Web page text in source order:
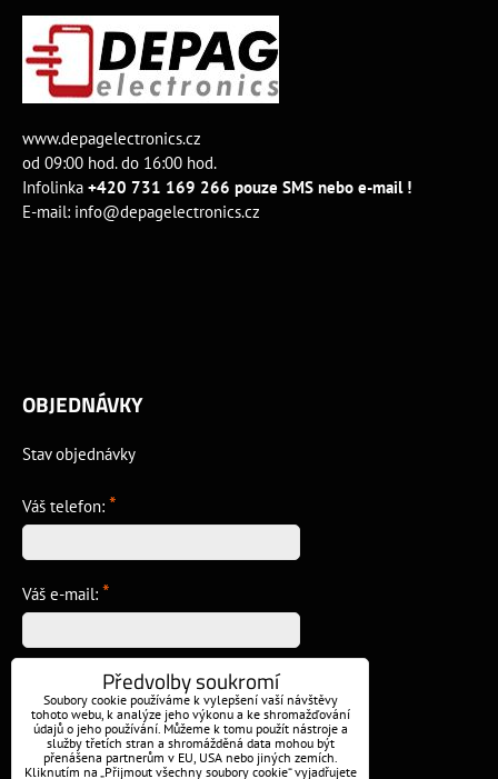
www.depagelectronics.cz
od 09:00 hod. do 16:00 hod.
Infolinka +420 731 169 266 pouze SMS nebo e-mail !
E-mail: info@depagelectronics.cz
OBJEDNÁVKY
Stav objednávky
Váš telefon: *
Váš e-mail: *
Předvolby soukromí
Soubory cookie používáme k vylepšení vaší návštěvy
tohoto webu, k analýze jeho výkonu a ke shromažďování
údajů o jeho používání. Můžeme k tomu použít nástroje a
služby třetích stran a shromážděná data mohou být
přenášena partnerům v EU, USA nebo jiných zemích.
Kliknutím na „Přijmout všechny soubory cookie“ vyjadřujete